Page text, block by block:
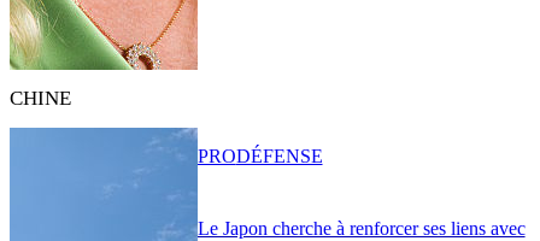
CHINE
Le Japon cherche à renforcer ses liens avec
PRODÉFENSE